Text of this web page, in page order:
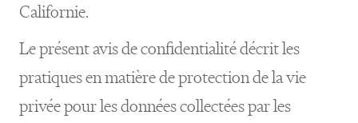
Californie.
Le présent avis de confidentialité décrit les
pratiques en matière de protection de la vie
privée pour les données collectées par les